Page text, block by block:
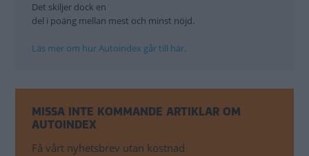
Det skiljer dock en
del i poäng mellan mest och minst nöjd.
Läs mer om hur Autoindex går till här.
MISSA INTE KOMMANDE ARTIKLAR OM
AUTOINDEX
Få vårt nyhetsbrev utan kostnad